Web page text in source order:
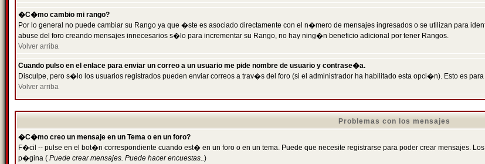
�C�mo cambio mi rango?
Por lo general no puede cambiar su Rango ya que �ste es asociado directamente con el n�mero de mensajes ingresados o se utilizan para
abuse del foro creando mensajes innecesarios s�lo para incrementar su Rango, no hay ning�n beneficio adicional por tener Rangos.
Volver arriba
Cuando pulso en el enlace para enviar un correo a un usuario me pide nombre de usuario y contrase�a.
Disculpe, pero s�lo los usuarios registrados pueden enviar correos a trav�s del foro (si el administrador ha habilitado esta opci�n). Esto es
Volver arriba
Problemas con los mensajes
�C�mo creo un mensaje en un Tema o en un foro?
F�cil -- pulse en el bot�n correspondiente cuando est� en un foro o en un tema. Puede que necesite registrarse para poder crear mensajes.
p�gina ( Puede crear mensajes. Puede hacer encuestas..)